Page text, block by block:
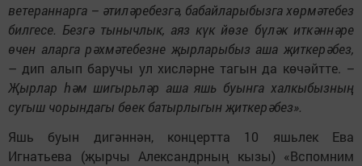
ветераннарга – әтиләребезгә, бабайларыбызга хөрмәтебез
билгесе. Безгә тынычлык, аяз күк йөзе бүләк иткәннәре
өчен аларга рәхмәтебезне җырларыбыз аша җиткерәбез,
– дип алып баручы ул хисләрне тагын да көчәйтте. –
Җырлар һәм шигырьләр аша яшь буынга халкыбызның
сугыш чорындагы бөек батырлыгын җиткерәбез».
Яшь буын дигәннән, концертта 10 яшьлек Ева
Игнатьева (җырчы Александрның кызы) «Вспомним